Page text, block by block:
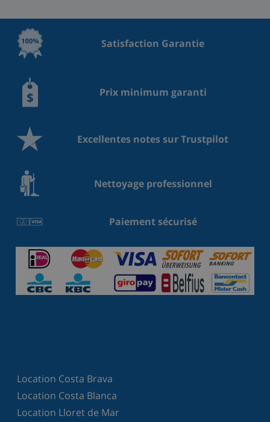
Satisfaction Garantie
Prix minimum garanti
Excellentes notes sur Trustpilot
Nettoyage professionnel
Paiement sécurisé
Location Costa Brava
Location Costa Blanca
Location Lloret de Mar